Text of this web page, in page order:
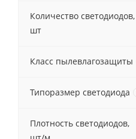
Количество светодиодов,
шт
Класс пылевлагозащиты
Типоразмер светодиода
Плотность светодиодов,